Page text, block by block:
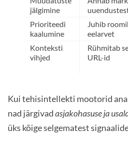
jälgimine
Prioriteedi
kaalumine
Juhib
eelarvet
Konteksti
vihjed
Rühmitab
URL-id
Kui tehisintellekti mootorid
nad järgivadasjakohasuse ja
üks kõige selgematest